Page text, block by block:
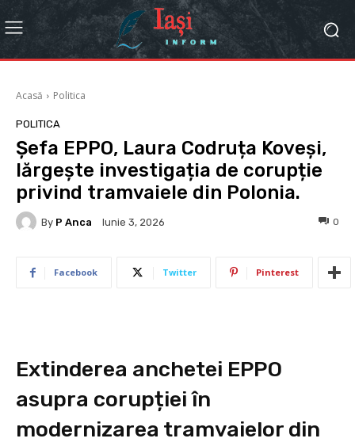
Acasă Politica
POLITICA
Șefa EPPO, Laura Codruța Koveși,
lărgește investigația de corupție
privind tramvaiele din Polonia.
By P Anca Iunie 3, 2026 0
Facebook Twitter Pinterest
Extinderea anchetei EPPO
asupra corupției în
modernizarea tramvaielor din